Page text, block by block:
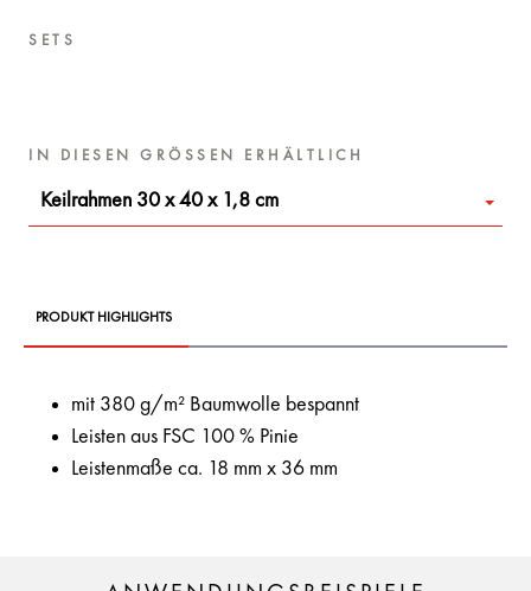
SETS
IN DIESEN GRÖSSEN ERHÄLTLICH
Keilrahmen 30 x 40 x 1,8 cm
PRODUKT HIGHLIGHTS
mit 380 g/m² Baumwolle bespannt
Leisten aus FSC 100 % Pinie
Leistenmaße ca. 18 mm x 36 mm